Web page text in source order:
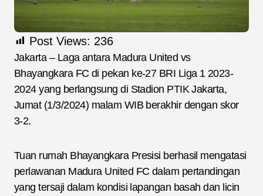
Post Views: 236
Jakarta – Laga antara Madura United vs
Bhayangkara FC di pekan ke-27 BRI Liga 1 2023-
2024 yang berlangsung di Stadion PTIK Jakarta,
Jumat (1/3/2024) malam WIB berakhir dengan skor
3-2.
Tuan rumah Bhayangkara Presisi berhasil mengatasi
perlawanan Madura United FC dalam pertandingan
yang tersaji dalam kondisi lapangan basah dan licin